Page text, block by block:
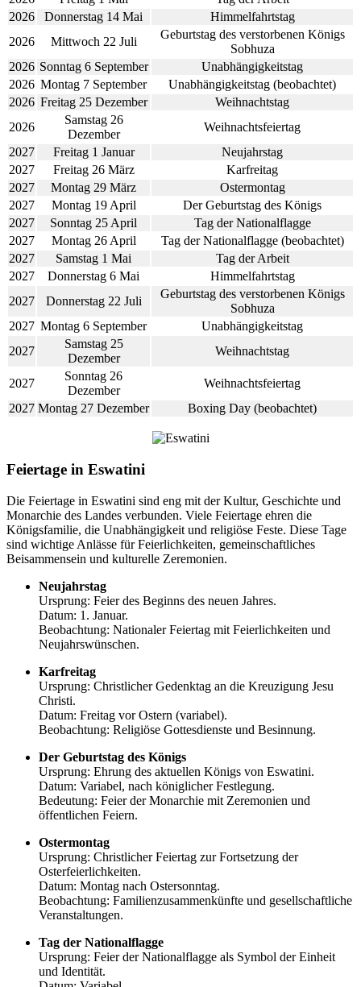
2026
Donnerstag 14 Mai
Himmelfahrtstag
2026
Mittwoch 22 Juli
Geburtstag des verstorbenen Königs
Sobhuza
2026 Sonntag 6 September
Unabhängigkeitstag
2026 Montag 7 September
Unabhängigkeitstag (beobachtet)
2026 Freitag 25 Dezember
Weihnachtstag
2026
Samstag 26
Dezember
Weihnachtsfeiertag
2027
Freitag 1 Januar
Neujahrstag
2027
Freitag 26 März
Karfreitag
2027
Montag 29 März
Ostermontag
2027
Montag 19 April
Der Geburtstag des Königs
2027
Sonntag 25 April
Tag der Nationalflagge
2027
Montag 26 April
Tag der Nationalflagge (beobachtet)
2027
Samstag 1 Mai
Tag der Arbeit
2027
Donnerstag 6 Mai
Himmelfahrtstag
2027
Donnerstag 22 Juli
Geburtstag des verstorbenen Königs
Sobhuza
2027 Montag 6 September
Unabhängigkeitstag
2027
Samstag 25
Dezember
Weihnachtstag
2027
Sonntag 26
Dezember
Weihnachtsfeiertag
2027 Montag 27 Dezember Boxing Day (beobachtet)
Feiertage in Eswatini
Die Feiertage in Eswatini sind eng mit der Kultur, Geschichte und
Monarchie des Landes verbunden. Viele Feiertage ehren die
Königsfamilie, die Unabhängigkeit und religiöse Feste. Diese Tage
sind wichtige Anlässe für Feierlichkeiten, gemeinschaftliches
Beisammensein und kulturelle Zeremonien.
Neujahrstag
Ursprung: Feier des Beginns des neuen Jahres.
Datum: 1. Januar.
Beobachtung: Nationaler Feiertag mit Feierlichkeiten und
Neujahrswünschen.
Karfreitag
Ursprung: Christlicher Gedenktag an die Kreuzigung Jesu
Christi.
Datum: Freitag vor Ostern (variabel).
Beobachtung: Religiöse Gottesdienste und Besinnung.
Der Geburtstag des Königs
Ursprung: Ehrung des aktuellen Königs von Eswatini.
Datum: Variabel, nach königlicher Festlegung.
Bedeutung: Feier der Monarchie mit Zeremonien und
öffentlichen Feiern.
Ostermontag
Ursprung: Christlicher Feiertag zur Fortsetzung der
Osterfeierlichkeiten.
Datum: Montag nach Ostersonntag.
Beobachtung: Familienzusammenkünfte und gesellschaftliche
Veranstaltungen.
Tag der Nationalflagge
Ursprung: Feier der Nationalflagge als Symbol der Einheit
und Identität.